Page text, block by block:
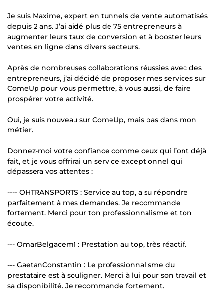
Je suis Maxime, expert en tunnels de vente automatisés
depuis 2 ans. J’ai aidé plus de 75 entrepreneurs à
augmenter leurs taux de conversion et à booster leurs
ventes en ligne dans divers secteurs.
Après de nombreuses collaborations réussies avec des
entrepreneurs, j’ai décidé de proposer mes services sur
ComeUp pour vous permettre, à vous aussi, de faire
prospérer votre activité.
Oui, je suis nouveau sur ComeUp, mais pas dans mon
métier.
Donnez-moi votre confiance comme ceux qui l’ont déjà
fait, et je vous offrirai un service exceptionnel qui
dépassera vos attentes :
---- OHTRANSPORTS : Service au top, a su répondre
parfaitement à mes demandes. Je recommande
fortement. Merci pour ton professionnalisme et ton
écoute.
--- OmarBelgacem1 : Prestation au top, très réactif.
--- GaetanConstantin : Le professionnalisme du
prestataire est à souligner. Merci à lui pour son travail et
sa disponibilité. Je recommande fortement.